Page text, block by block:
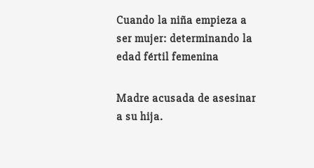
Cuando la niña empieza a
ser mujer: determinando la
edad fértil femenina
Madre acusada de asesinar
a su hija.